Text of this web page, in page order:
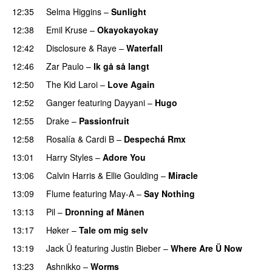
12:35 Selma Higgins – Sunlight
12:38 Emil Kruse – Okayokayokay
12:42
Disclosure & Raye – Waterfall
12:46
Zar Paulo – Ik gå så langt
12:50
The Kid Laroi – Love Again
12:52
Ganger featuring Dayyani – Hugo
12:55
Drake – Passionfruit
12:58
Rosalía & Cardi B – Despechá Rmx
13:01
Harry Styles – Adore You
13:06
Calvin Harris & Ellie Goulding – Miracle
13:09 Flume featuring May-A – Say Nothing
13:13 Pil – Dronning af Månen
13:17 Høker – Tale om mig selv
13:19
Jack Ü featuring Justin Bieber – Where Are Ü Now
13:23
Ashnikko – Worms